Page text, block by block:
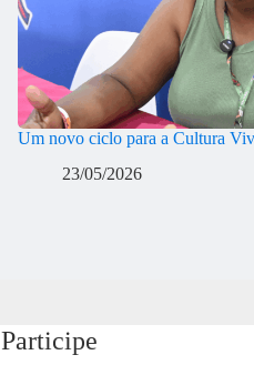
Um novo ciclo para a Cultura
23/05/2026
Participe